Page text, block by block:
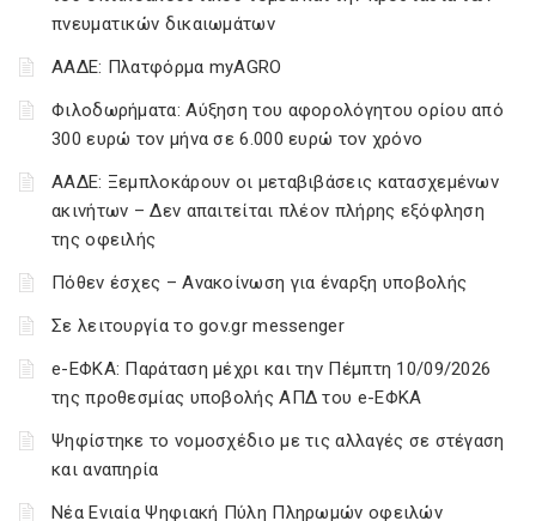
πνευματικών δικαιωμάτων
ΑΑΔΕ: Πλατφόρμα myAGRO
Φιλοδωρήματα: Αύξηση του αφορολόγητου ορίου από
300 ευρώ τον μήνα σε 6.000 ευρώ τον χρόνο
ΑΑΔΕ: Ξεμπλοκάρουν οι μεταβιβάσεις κατασχεμένων
ακινήτων – Δεν απαιτείται πλέον πλήρης εξόφληση
της οφειλής
Πόθεν έσχες – Ανακοίνωση για έναρξη υποβολής
Σε λειτουργία το gov.gr messenger
e-ΕΦΚΑ: Παράταση μέχρι και την Πέμπτη 10/09/2026
της προθεσμίας υποβολής ΑΠΔ του e-ΕΦΚΑ
Ψηφίστηκε το νομοσχέδιο με τις αλλαγές σε στέγαση
και αναπηρία
Νέα Ενιαία Ψηφιακή Πύλη Πληρωμών οφειλών